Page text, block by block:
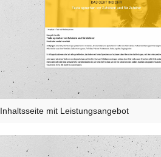
Inhaltsseite mit Leistungsangebot